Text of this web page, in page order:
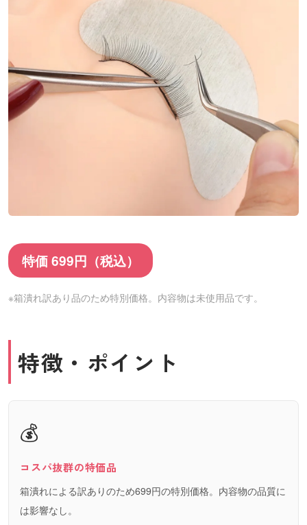
特価 699円（税込）
※箱潰れ訳あり品のため特別価格。内容物は未使用品です。
特徴・ポイント
💰
コスパ抜群の特価品
箱潰れによる訳ありのため699円の特別価格。内容物の品質に
は影響なし。